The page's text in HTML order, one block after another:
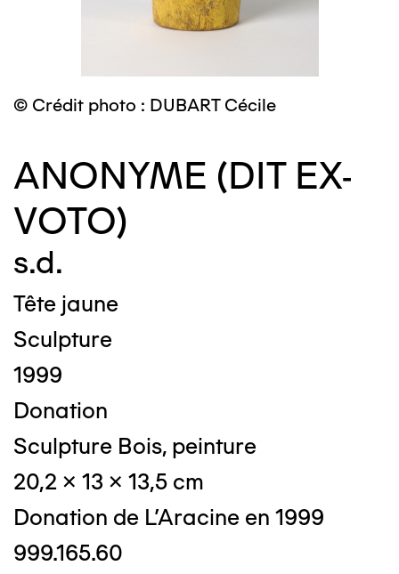
© Crédit photo : DUBART Cécile
ANONYME (DIT EX-
VOTO)
s.d.
Tête jaune
Sculpture
1999
Donation
Sculpture Bois, peinture
20,2 x 13 x 13,5 cm
Donation de L'Aracine en 1999
999.165.60